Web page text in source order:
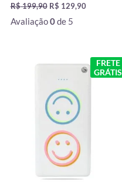
R$199,90 R$ 129,90
Avaliação0de 5
FRETE
GRÁTIS
original
era:
R$ 199,90.
O
preço